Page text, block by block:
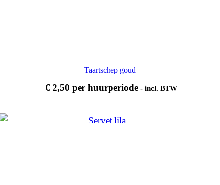
Taartschep goud
€ 2,50 per huurperiode - incl. BTW